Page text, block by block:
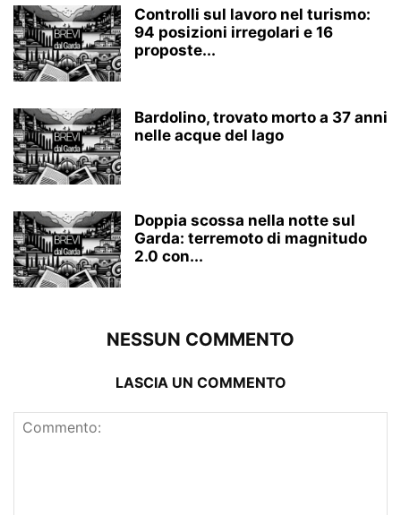
Controlli sul lavoro nel turismo:
94 posizioni irregolari e 16
proposte...
Bardolino, trovato morto a 37 anni
nelle acque del lago
Doppia scossa nella notte sul
Garda: terremoto di magnitudo
2.0 con...
NESSUN COMMENTO
LASCIA UN COMMENTO